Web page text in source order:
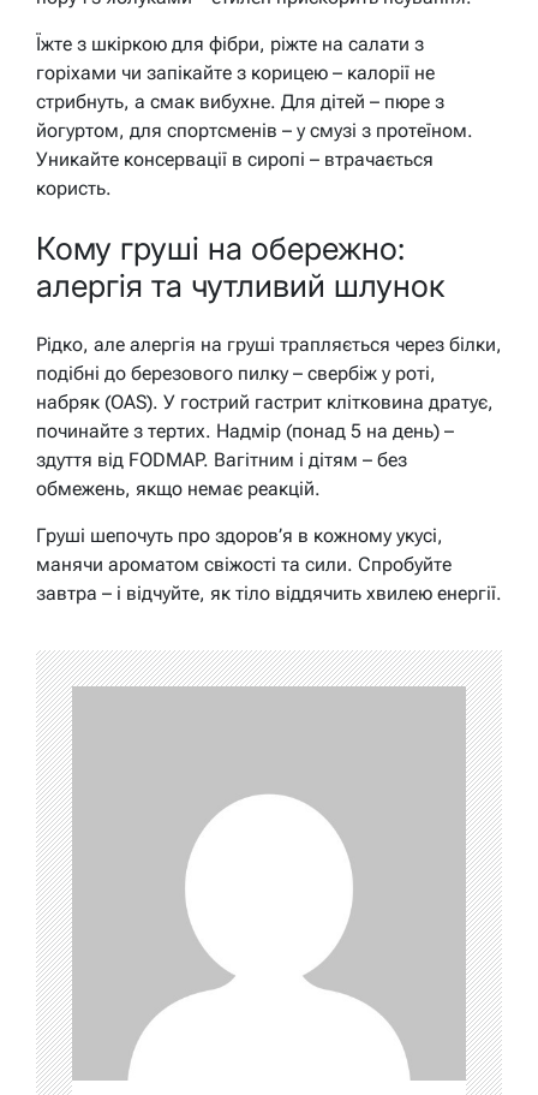
Їжте з шкіркою для фібри, ріжте на салати з
горіхами чи запікайте з корицею – калорії не
стрибнуть, а смак вибухне. Для дітей – пюре з
йогуртом, для спортсменів – у смузі з протеїном.
Уникайте консервації в сиропі – втрачається
користь.
Кому груші на обережно:
алергія та чутливий шлунок
Рідко, але алергія на груші трапляється через білки,
подібні до березового пилку – свербіж у роті,
набряк (OAS). У гострий гастрит клітковина дратує,
починайте з тертих. Надмір (понад 5 на день) –
здуття від FODMAP. Вагітним і дітям – без
обмежень, якщо немає реакцій.
Груші шепочуть про здоров’я в кожному укусі,
манячи ароматом свіжості та сили. Спробуйте
завтра – і відчуйте, як тіло віддячить хвилею енергії.